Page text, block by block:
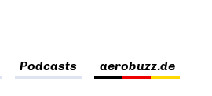
Podcasts aerobuzz.de